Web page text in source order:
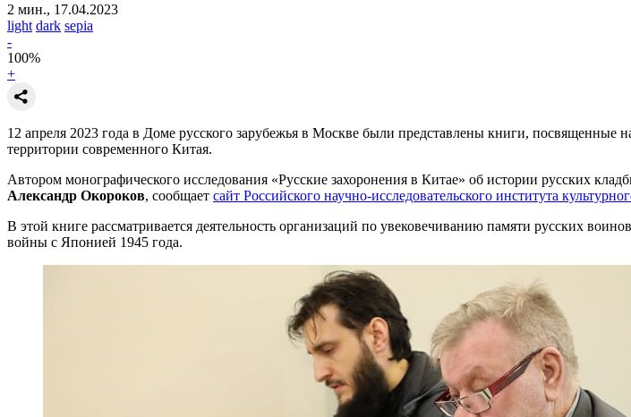
2 мин., 17.04.2023
light dark sepia
-
100%
+
12 апреля 2023 года в Доме русского зарубежья в Москве были представлены книги, посвященные
территории современного Китая.
Автором монографического исследования «Русские захоронения в Китае» об истории русских
Александр Окороков, сообщает сайт Российского научно-исследовательского института
В этой книге рассматривается деятельность организаций по увековечиванию памяти русских
войны с Японией 1945 года.